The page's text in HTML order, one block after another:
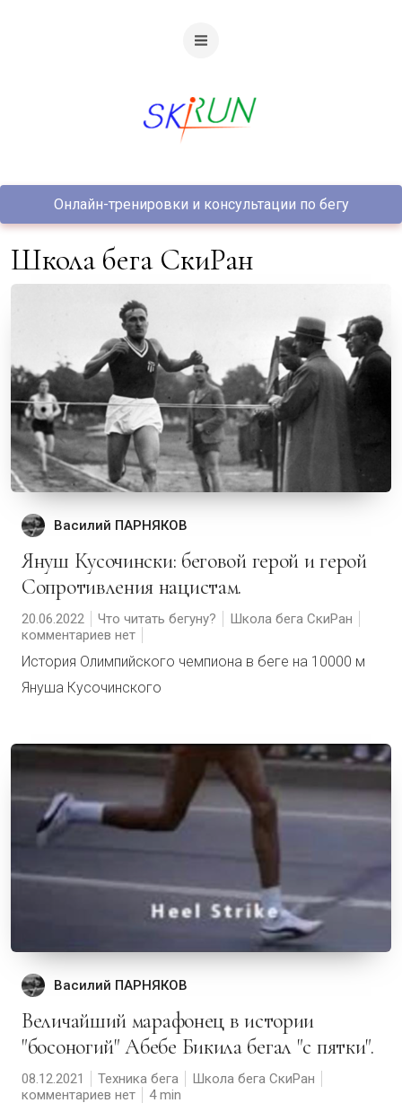
Онлайн-тренировки и консультации по бегу
Школа бега СкиРан
Василий ПАРНЯКОВ
Януш Кусочински: беговой герой и герой
Сопротивления нацистам.
20.06.2022 Что читать бегуну?
Школа бега СкиРан
комментариев нет
История Олимпийского чемпиона в беге на 10000 м
Януша Кусочинского
Василий ПАРНЯКОВ
Величайший марафонец в истории
"босоногий" Абебе Бикила бегал "с пятки".
08.12.2021 Техника бега
Школа бега СкиРан
комментариев нет
4